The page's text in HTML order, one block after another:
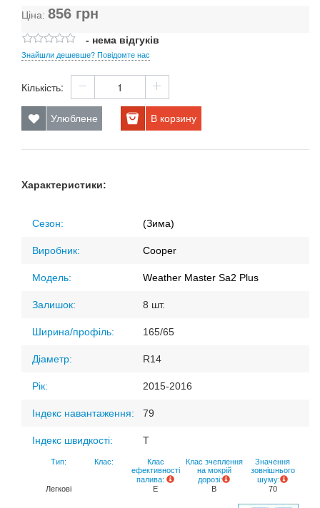
Ціна: 856 грн
- нема відгуків
Знайшли дешевше? Повідомте нас
Кількість:
Улюблене В корзину
Характеристики:
Сезон: (Зима)
Виробник: Cooper
Модель: Weather Master Sa2 Plus
Залишок: 8 шт.
Ширина/профіль: 165/65
Діаметр: R14
Рік: 2015-2016
Індекс навантаження: 79
Індекс швидкості: T
Тип:
Легкові
Клас:
Клас
ефективності
палива:
E
Клас зчеплення
на мокрій
дорозі:
B
Значення
зовнішнього
шуму:
70